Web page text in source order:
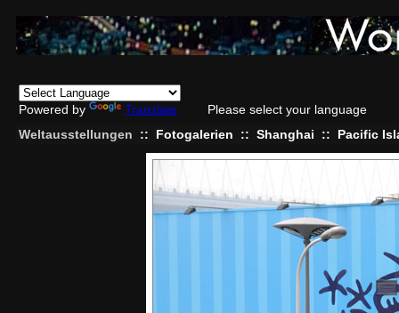
Powered by Translate
Please select your language
Weltausstellungen
:: Fotogalerien :: Shanghai :: Pacific